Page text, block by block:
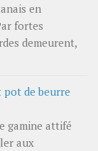
en
fortes
demeurent,
pot de beurre
gamine attifé
aux